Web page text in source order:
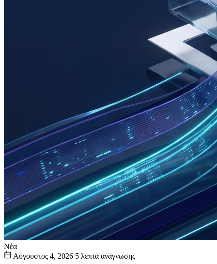
Νέα
Αύγουστος 4, 2026 5 λεπτά ανάγνωσης